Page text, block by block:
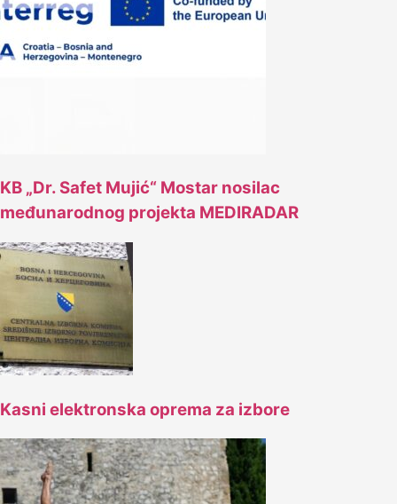
KB „Dr. Safet Mujić“ Mostar nosilac
međunarodnog projekta MEDIRADAR
Kasni elektronska oprema za izbore